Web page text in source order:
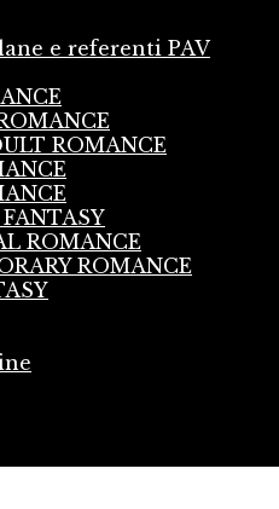
e referenti PAV
ROMANCE
ROMANCE
ROMANCE